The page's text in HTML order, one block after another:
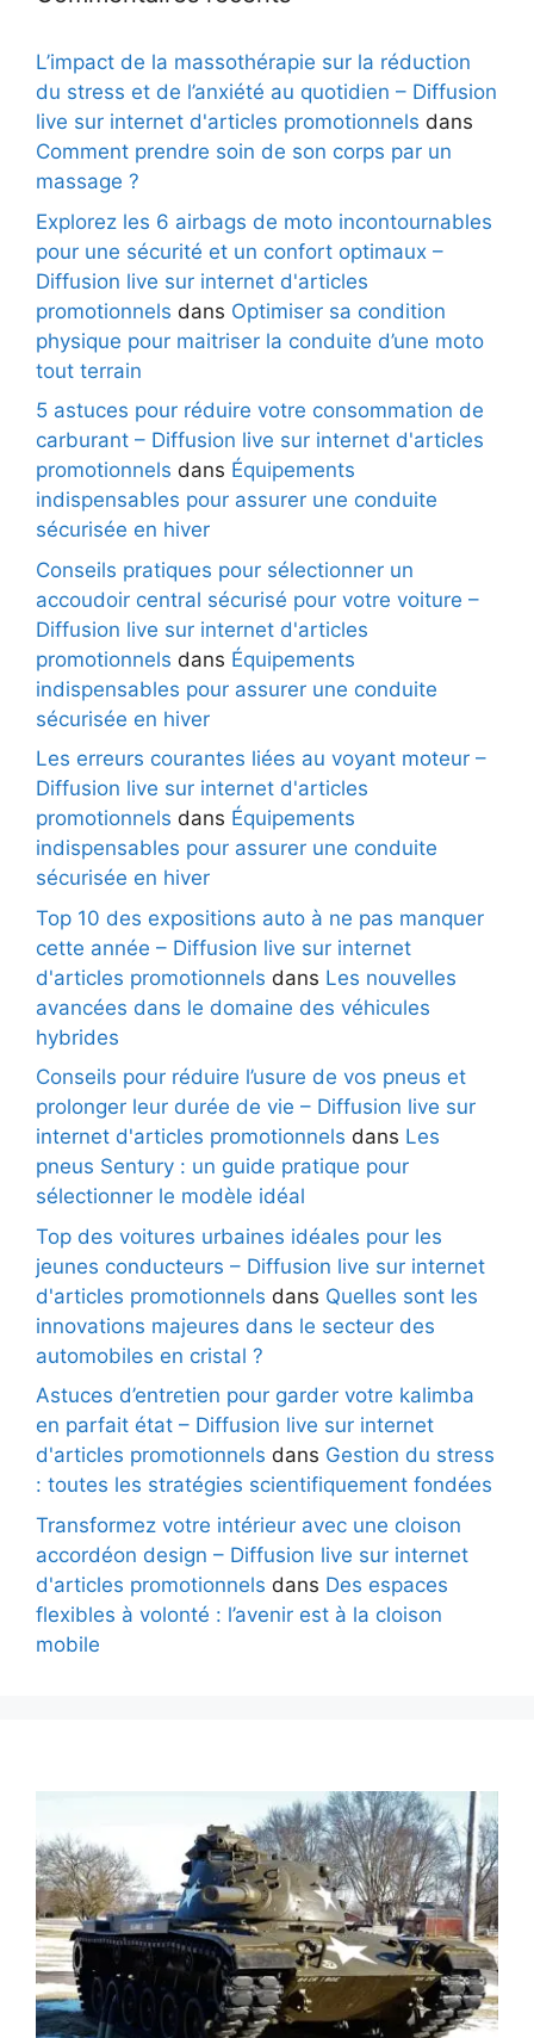
L’impact de la massothérapie sur la réduction
du stress et de l’anxiété au quotidien – Diffusion
live sur internet d'articles promotionnels dans
Comment prendre soin de son corps par un
massage ?
Explorez les 6 airbags de moto incontournables
pour une sécurité et un confort optimaux –
Diffusion live sur internet d'articles
promotionnels dans Optimiser sa condition
physique pour maitriser la conduite d’une moto
tout terrain
5 astuces pour réduire votre consommation de
carburant – Diffusion live sur internet d'articles
promotionnels dans Équipements
indispensables pour assurer une conduite
sécurisée en hiver
Conseils pratiques pour sélectionner un
accoudoir central sécurisé pour votre voiture –
Diffusion live sur internet d'articles
promotionnels dans Équipements
indispensables pour assurer une conduite
sécurisée en hiver
Les erreurs courantes liées au voyant moteur –
Diffusion live sur internet d'articles
promotionnels dans Équipements
indispensables pour assurer une conduite
sécurisée en hiver
Top 10 des expositions auto à ne pas manquer
cette année – Diffusion live sur internet
d'articles promotionnels dans Les nouvelles
avancées dans le domaine des véhicules
hybrides
Conseils pour réduire l’usure de vos pneus et
prolonger leur durée de vie – Diffusion live sur
internet d'articles promotionnels dans Les
pneus Sentury : un guide pratique pour
sélectionner le modèle idéal
Top des voitures urbaines idéales pour les
jeunes conducteurs – Diffusion live sur internet
d'articles promotionnels dans Quelles sont les
innovations majeures dans le secteur des
automobiles en cristal ?
Astuces d’entretien pour garder votre kalimba
en parfait état – Diffusion live sur internet
d'articles promotionnels dans Gestion du stress
: toutes les stratégies scientifiquement fondées
Transformez votre intérieur avec une cloison
accordéon design – Diffusion live sur internet
d'articles promotionnels dans Des espaces
flexibles à volonté : l’avenir est à la cloison
mobile